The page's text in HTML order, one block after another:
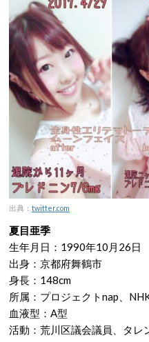
出典： twitter.com
夏目亜季
生年月日：1990年10月26日
出身：京都府舞鶴市
身長：148cm
所属：プロジェクトnap、
血液型：A型
活動：荒川区議会議員、タレ